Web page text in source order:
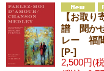
【お取
譜 聞か
レー 福
[P-]
2,500円(